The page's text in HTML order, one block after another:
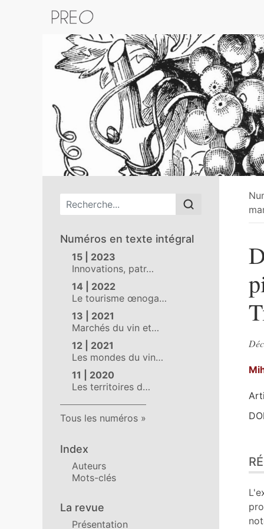
Menu principal
Numéros en texte intégral
15 | 2023
Innovations, patr…
14 | 2022
Le tourisme œnoga…
13 | 2021
Marchés du vin et…
12 | 2021
Les mondes du vin…
11 | 2020
Les territoires d…
Tous les numéros
Index
Auteurs
Mots-clés
La revue
Présentation